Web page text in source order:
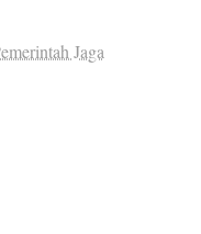
Jaga